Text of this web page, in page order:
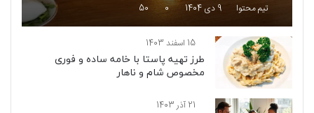
تیم محتوا 9 دی 1404 0
50
15 اسفند 1403
طرز تهیه پاستا با خامه ساده و فوری
مخصوص شام و ناهار
21 آذر 1403